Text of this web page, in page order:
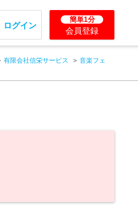
ログイン
簡単1分
会員登録
有限会社信栄サービス
音楽フェ